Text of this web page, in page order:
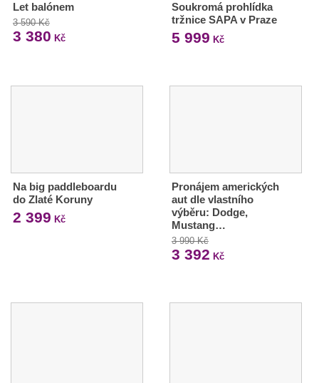
Let balónem
3 590 Kč
3 380 Kč
Soukromá prohlídka
tržnice SAPA v Praze
5 999 Kč
Na big paddleboardu
do Zlaté Koruny
2 399 Kč
Pronájem amerických
aut dle vlastního
výběru: Dodge,
Mustang…
3 990 Kč
3 392 Kč